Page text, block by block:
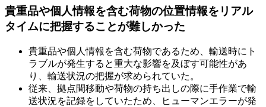
貴重品や個人情報を含む荷物の位置情報をリアル
タイムに把握することが難しかった
貴重品や個人情報を含む荷物であるため、輸送時にト
ラブルが発生すると重大な影響を及ぼす可能性があ
り、輸送状況の把握が求められていた。
従来、拠点間移動や荷物の持ち出しの際に手作業で輸
送状況を記録をしていたため、ヒューマンエラーが発